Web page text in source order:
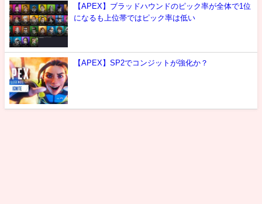
【APEX】ブラッドハウンドのピック率が全体で1位
になるも上位帯ではピック率は低い
【APEX】SP2でコンジットが強化か？